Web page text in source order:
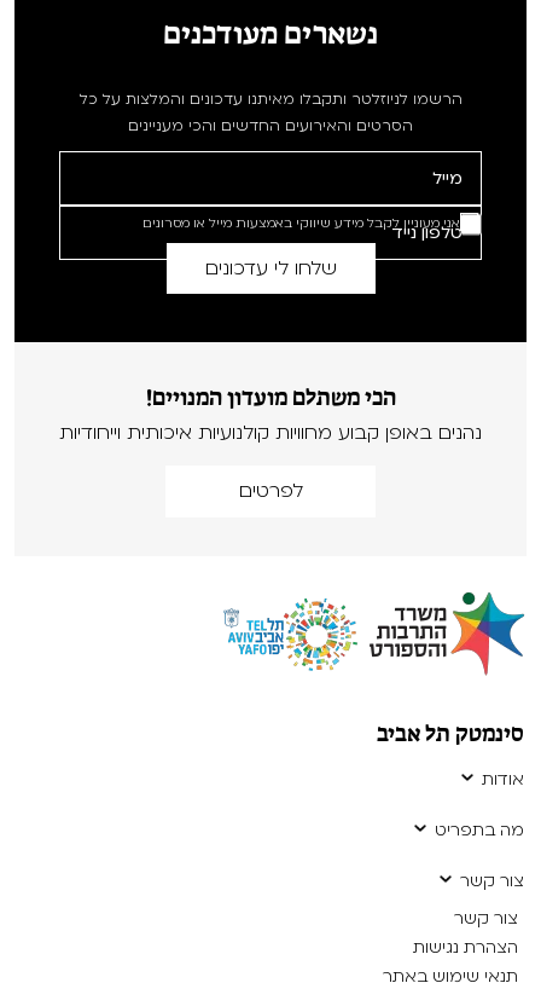
נשארים מעודכנים
הרשמו לניוזלטר ותקבלו מאיתנו עדכונים והמלצות על כל
הסרטים והאירועים החדשים והכי מעניינים
אני מעוניין לקבל מידע שיווקי באמצעות מייל או מסרונים
הכי משתלם מועדון המנויים!
נהנים באופן קבוע מחוויות קולנועיות איכותית וייחודיות
לפרטים
סינמטק תל אביב
אודות
מה בתפריט
צור קשר
צור קשר
הצהרת נגישות
תנאי שימוש באתר